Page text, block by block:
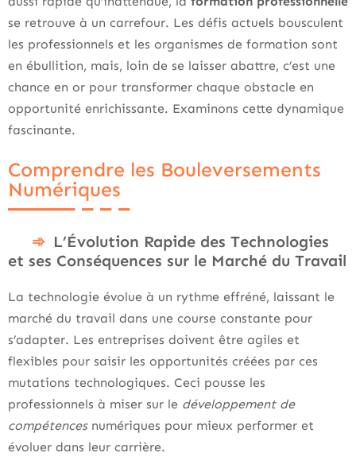
se retrouve à un carrefour. Les défis actuels bousculent
les professionnels et les organismes de formation sont
en ébullition, mais, loin de se laisser abattre, c’est une
chance en or pour transformer chaque obstacle en
opportunité enrichissante. Examinons cette dynamique
fascinante.
Comprendre les Bouleversements
Numériques
L’Évolution Rapide des Technologies
et ses Conséquences sur le Marché du Travail
La technologie évolue à un rythme effréné, laissant le
marché du travail dans une course constante pour
s’adapter. Les entreprises doivent être agiles et
flexibles pour saisir les opportunités créées par ces
mutations technologiques. Ceci pousse les
professionnels à miser sur le développement de
compétencesnumériques pour mieux performer et
évoluer dans leur carrière.